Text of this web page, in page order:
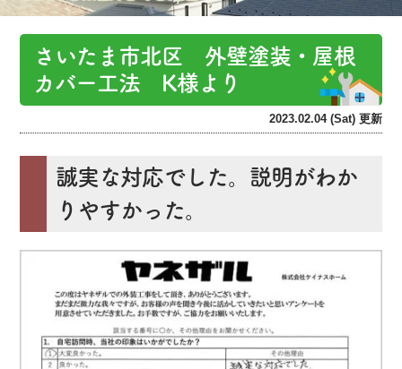
さいたま市北区 外壁塗装・屋根
カバー工法 K様より
2023.02.04 (Sat) 更新
誠実な対応でした。説明がわか
りやすかった。